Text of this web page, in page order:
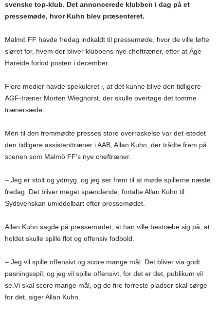
svenske top-klub. Det annoncerede klubben i dag på et
pressemøde, hvor Kuhn blev præsenteret.
Malmö FF havde fredag indkaldt til pressemøde, hvor de ville løfte
sløret for, hvem der bliver klubbens nye cheftræner, efter at Åge
Hareide forlod posten i december.
Flere medier havde spekuleret i, at det kunne blive den tidligere
AGF-træner Morten Wieghorst, der skulle overtage det tomme
trænersæde.
Men til den fremmødte presses store overraskelse var det istedet
den tidligere assistenttræner i AAB, Allan Kuhn, der trådte frem på
scenen som Malmö FF’s nye cheftræner.
– Jeg er stolt og ydmyg, og jeg ser frem til at møde spillerne næste
fredag. Det bliver meget spændende, fortalte Allan Kuhn til
Sydsvenskan umiddelbart efter pressemødet.
Allan Kuhn sagde på pressemødet, at han ville bestræbe sig på, at
holdet skulle spille flot og offensiv fodbold.
– Jeg vil spille offensivt og score mange mål. Det bliver via godt
pasningsspil, og jeg vil spille offensivt, for det er det, publikum vil
se.Vi skal score mange mål, og de fire forreste pladser skal sørge
for det, siger Allan Kuhn.